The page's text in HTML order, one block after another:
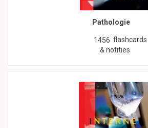
Pathologie
1456 flashcards
& notities